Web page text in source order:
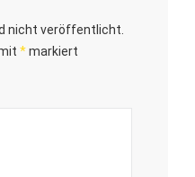
nicht veröffentlicht.
*markiert